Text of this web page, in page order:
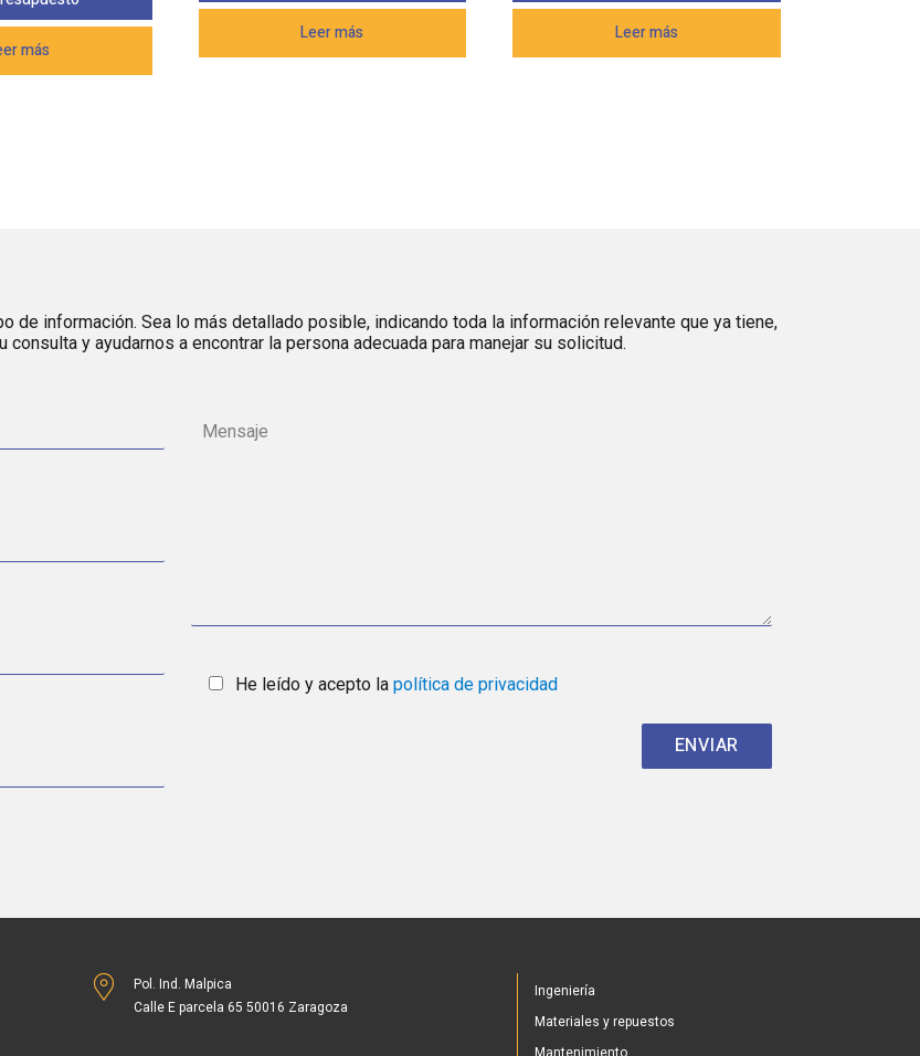
más
Leer más Leer más
de información. Sea lo más detallado posible, indicando toda la información relevante que ya tiene,
y ayudarnos a encontrar la persona adecuada para manejar su solicitud.
He leído y acepto la política de privacidad
Pol. Ind. Malpica
Calle E parcela 65 50016 Zaragoza
Ingeniería
Materiales y repuestos